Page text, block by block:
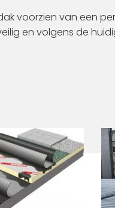
voorzien van een
en volgens de